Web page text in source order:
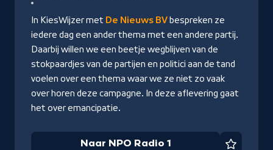
Radio
1
In KiesWijzer met De Nieuws BVbespreken ze
iedere dag een ander thema met een andere partij.
Daarbij willen we een beetje wegblijven van de
stokpaardjes van de partijen en politici aan de tand
voelen over een thema waar we ze niet zo vaak
over horen deze campagne. In deze aflevering gaat
het over emancipatie.
Naar NPO Radio 1